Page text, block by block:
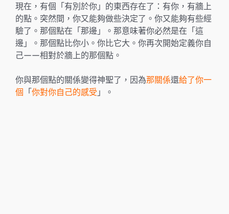
現在，有個「有別於你」的東西存在了：有你，有牆上
的點。突然間，你又能夠做些決定了。你又能夠有些經
驗了。那個點在「那邊」。那意味著你必然是在「這
邊」。那個點比你小。你比它大。你再次開始定義你自
己——相對於牆上的那個點。
你與那個點的關係變得神聖了，因為那關係還給了你一
個 「你對你自己的感受 」。